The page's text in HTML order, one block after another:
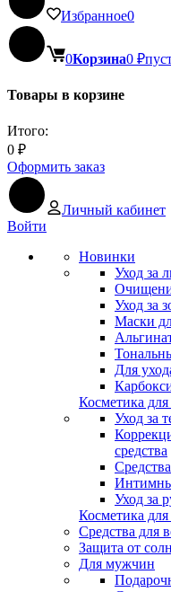
Избранное0
0Корзина0 ₽
Товары в корзине
Итого:
0 ₽
Оформить заказ
Личный кабинет
Войти
Новинки
Уход за
Уход за
Маски
Для
Косметика
Уход за
средства
Уход за
Косметика для
Средства для
Защита от
Для мужчин